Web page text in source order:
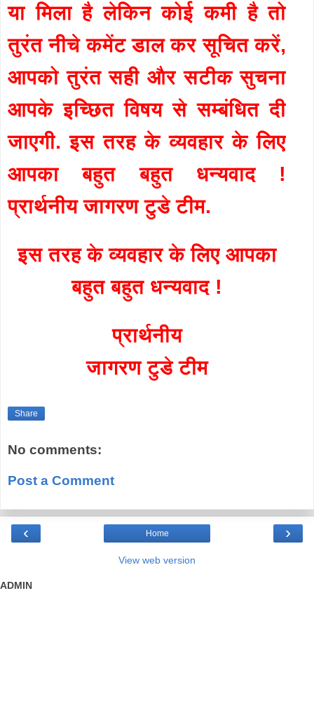
या मिला है लेकिन कोई कमी है तो
तुरंत नीचे कमेंट डाल कर सूचित करें,
आपको तुरंत सही और सटीक सुचना
आपके इच्छित विषय से सम्बंधित दी
जाएगी. इस तरह के व्यवहार के लिए
आपका बहुत बहुत धन्यवाद !
प्रार्थनीय जागरण टुडे टीम.
इस तरह के व्यवहार के लिए आपका
बहुत बहुत धन्यवाद !
प्रार्थनीय
जागरण टुडे टीम
Share
No comments:
Post a Comment
‹ ›
Home
View web version
ADMIN